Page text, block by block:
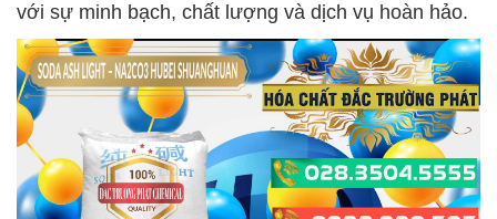
với sự minh bạch, chất lượng và dịch vụ hoàn hảo.